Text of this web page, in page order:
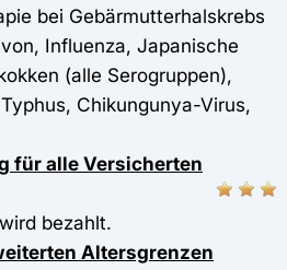
bei Gebärmutterhalskrebs
Influenza, Japanische
(alle Serogruppen),
Chikungunya-Virus,
für alle Versicherten
bezahlt.
Altersgrenzen